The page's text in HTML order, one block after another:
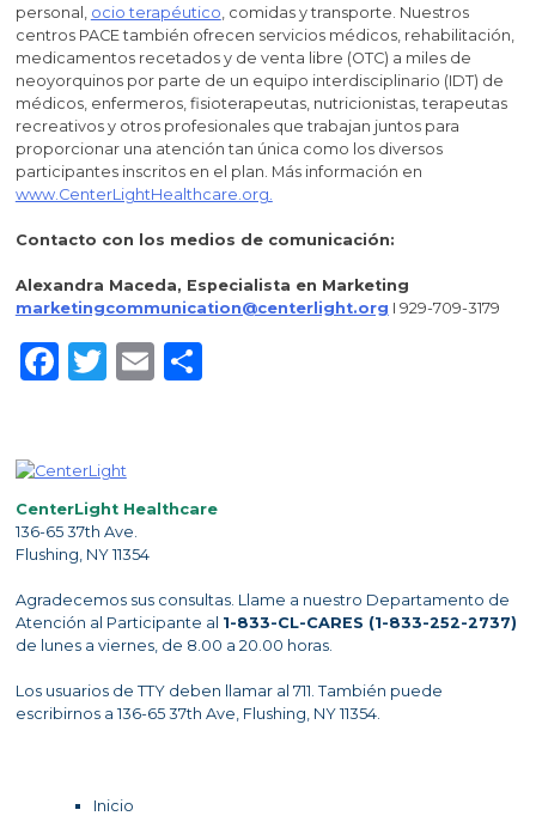
personal, ocio terapéutico , comidas y transporte. Nuestros
centros PACE también ofrecen servicios médicos, rehabilitación,
medicamentos recetados y de venta libre (OTC) a miles de
neoyorquinos por parte de un equipo interdisciplinario (IDT) de
médicos, enfermeros, fisioterapeutas, nutricionistas, terapeutas
recreativos y otros profesionales que trabajan juntos para
proporcionar una atención tan única como los diversos
participantes inscritos en el plan. Más información en
www.CenterLightHealthcare.org.
Contacto con los medios de comunicación:
Alexandra Maceda, Especialista en Marketing
marketingcommunication@centerlight.org I 929-709-3179
Facebook
Twitter
EmailShare
CenterLight Healthcare
136-65 37th Ave.
Flushing, NY 11354
Agradecemos sus consultas. Llame a nuestro Departamento de
Atención al Participante al 1-833-CL-CARES (1-833-252-2737)
de lunes a viernes, de 8.00 a 20.00 horas.
Los usuarios de TTY deben llamar al 711. También puede
escribirnos a 136-65 37th Ave, Flushing, NY 11354.
Inicio